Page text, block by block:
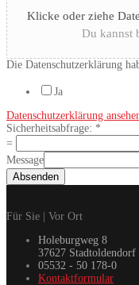
Klicke oder ziehe
Du kannst
Die Datenschutzerklärung
Ja
Datenschutzerklärung
Sicherheitsabfrage: *
=
Message
Absenden
Für Sie | Vor Ort
Holeburgweg 8
37627 Stadtoldendorf
05532 - 50 178-0
Kontaktformular